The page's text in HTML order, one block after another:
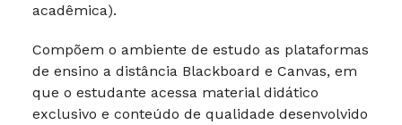
acadêmica).
Compõem o ambiente de estudo as plataformas
de ensino a distância Blackboard e Canvas, em
que o estudante acessa material didático
exclusivo e conteúdo de qualidade desenvolvido